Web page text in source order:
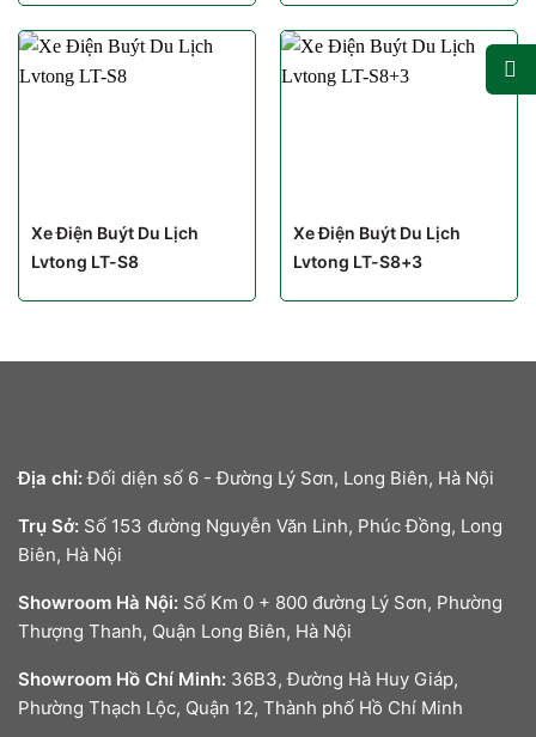
Xe Điện Buýt Du Lịch
Lvtong LT-S8
Xe Điện Buýt Du Lịch
Lvtong LT-S8+3
Địa chỉ:Đối diện số 6 - Đường Lý Sơn, Long Biên, Hà Nội
Trụ Sở: Số 153 đường Nguyễn Văn Linh, Phúc Đồng, Long
Biên, Hà Nội
Showroom Hà Nội: Số Km 0 + 800 đường Lý Sơn, Phường
Thượng Thanh, Quận Long Biên, Hà Nội
Showroom Hồ Chí Minh: 36B3, Đường Hà Huy Giáp,
Phường Thạch Lộc, Quận 12, Thành phố Hồ Chí Minh